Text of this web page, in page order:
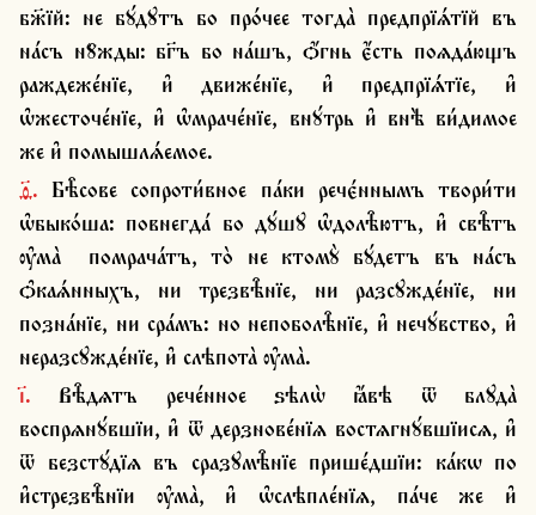
бж҃їй: не бꙋ́дꙋтъ бо про́чее тогда̀ предпрїѧ́тїй въ
на́съ нꙋ̑жды: бг҃ъ бо на́шъ, ѻ҆́гнь є҆́сть поѧда́ющъ
раждеже́нїе, и҆ движе́нїе, и҆ предпрїѧ́тїе, и҆
ѡ҆жесточе́нїе, и҆ ѡ҆мраче́нїе, внꙋ́трь и҆ внѣ̀ ви́димое
же и҆ помышлѧ́емое.
ѳ҃. Бѣ̑сове сопроти́вное па́ки речє́ннымъ твори́ти
ѡ҆быко́ша: повнегда́ бо дꙋ́шꙋ ѡ҆долѣ̑ютъ, и҆ свѣ̑тъ
ѹ҆ма̀  помрача́тъ, то̀ не ктомꙋ̀ бꙋ́детъ въ на́съ
ѻ҆каѧ́нныхъ, ни трезвѣ̑нїе, ни разсꙋжде́нїе, ни
позна́нїе, ни сра́мъ: но непоболѣ̑нїе, и҆ нечꙋ́вство, и҆
неразсꙋжде́нїе, и҆ слѣпота̀ ѹ҆ма̀.
і҃. Вѣ̑дѧтъ рече́нное ѕѣлѡ̀ ꙗ҆́вѣ ѿ блꙋда̀
воспрѧнꙋ́вшїи, и҆ ѿ дерзнове́нїѧ востѧгнꙋ́вшїисѧ, и҆
ѿ безстꙋ́дїѧ въ сразꙋмѣ̑нїе прише́дшїи: ка́кѡ по
и҆стрезвѣ̑нїи ѹ҆ма̀, и҆ ѡ҆слѣпле́нїѧ, па́че же и҆